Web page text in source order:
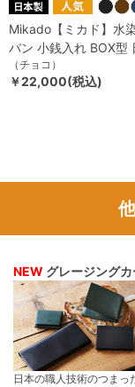
Mikado【ミカド】水
バン 小銭入れ BOX型
（チョコ）
￥22,000(税込)
NEW グレージングカ
日本の職人技術のつまっ